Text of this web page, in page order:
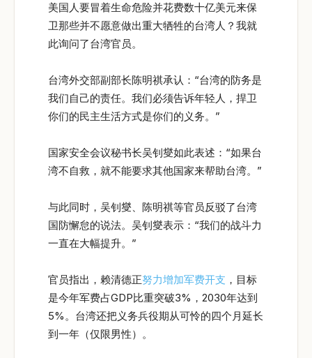
美国人要冒着生命危险并花费数十亿美元来保
卫那些并不愿意做出重大牺牲的台湾人？我就
此询问了台湾官员。
台湾外交部副部长陈明祺承认：“台湾的防务是
我们自己的责任。我们必须告诉年轻人，捍卫
你们的民主生活方式是你们的义务。”
国家安全会议秘书长吴钊燮如此表述：“如果台
湾不自救，就不能要求其他国家来帮助台湾。”
与此同时，吴钊燮、陈明祺等官员反驳了台湾
国防懈怠的说法。吴钊燮表示：“我们的战斗力
一直在大幅提升。”
官员指出，赖清德正努力增加军费开支 ，目标
是今年军费占GDP比重突破3%，2030年达到
5%。台湾还把义务兵役期从可怜的四个月延长
到一年（仅限男性）。